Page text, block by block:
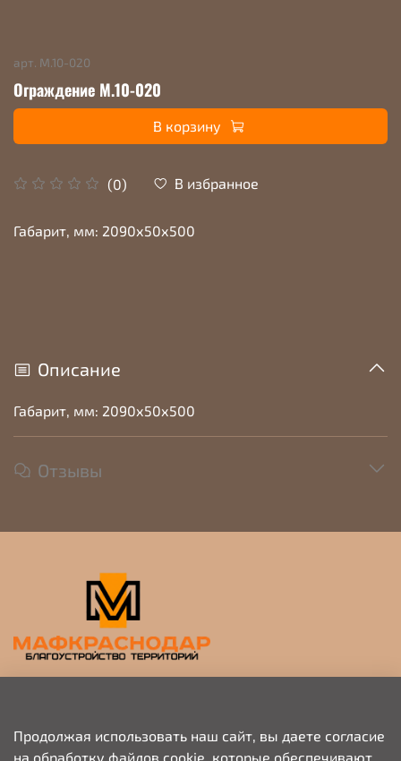
арт. М.10-020
Ограждение М.10-020
(0) В избранное
В корзину
Габарит, мм: 2090х50х500
Описание
Габарит, мм: 2090х50х500
Отзывы
Продолжая использовать наш сайт, вы даете согласие
на обработку файлов cookie, которые обеспечивают